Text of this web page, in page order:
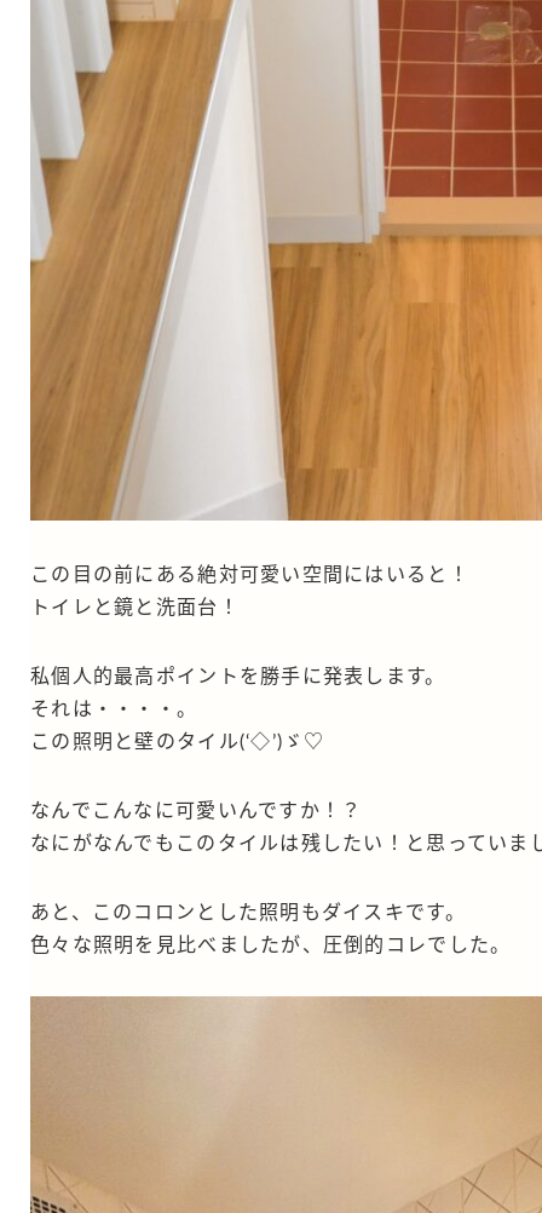
この目の前にある絶対可愛い空間にはいると！
トイレと鏡と洗面台！
私個人的最高ポイントを勝手に発表します。
それは・・・・。
この照明と壁のタイル(‘◇’)ゞ♡
なんでこんなに可愛いんですか！？
なにがなんでもこのタイルは残したい！と思っていま
あと、このコロンとした照明もダイスキです。
色々な照明を見比べましたが、圧倒的コレでした。